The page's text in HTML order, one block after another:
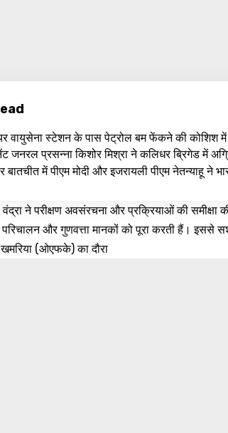
वायुसेना स्टेशन के पास पेट्रोल बम फेंकने की कोशिश में
जनरल प्रसन्ना किशोर मिश्रा ने कलिधर ब्रिगेड में
बातचीत में पीएम मोदी और इजरायली पीएम नेतन्याहू ने
ने परीक्षण अवसंरचना और प्रक्रियाओं की
और गुणवत्ता मानकों को पूरा करती हैं। इससे
(ओएफके) का दौरा